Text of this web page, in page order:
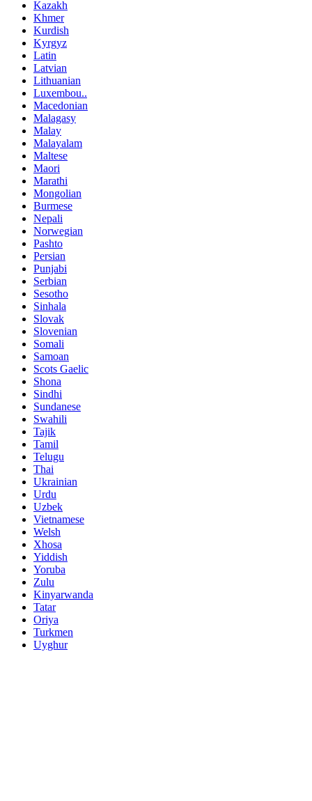
Kazakh
Khmer
Kurdish
Kyrgyz
Latin
Latvian
Lithuanian
Luxembou..
Macedonian
Malagasy
Malay
Malayalam
Maltese
Maori
Marathi
Mongolian
Burmese
Nepali
Norwegian
Pashto
Persian
Punjabi
Serbian
Sesotho
Sinhala
Slovak
Slovenian
Somali
Samoan
Scots Gaelic
Shona
Sindhi
Sundanese
Swahili
Tajik
Tamil
Telugu
Thai
Ukrainian
Urdu
Uzbek
Vietnamese
Welsh
Xhosa
Yiddish
Yoruba
Zulu
Kinyarwanda
Tatar
Oriya
Turkmen
Uyghur